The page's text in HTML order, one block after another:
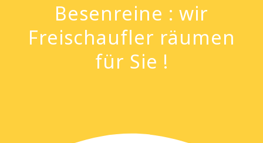
Besenreine : wir
Freischaufler räumen
für Sie !